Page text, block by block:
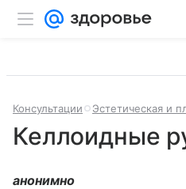
Консультации Эстетическая и
Келлоидные
анонимно